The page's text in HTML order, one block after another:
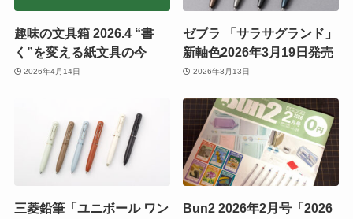
趣味の文具箱 2026.4 “書
く”を変える紙文具の今
2026年4月14日
ゼブラ 「サラサグランド」
新軸色2026年3月19日発売
2026年3月13日
三菱鉛筆「ユニボール ワン
Bun2 2026年2月号「2026